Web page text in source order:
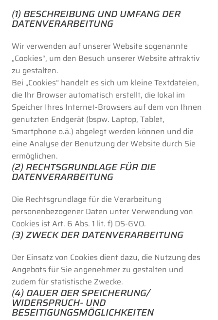
(1) BESCHREIBUNG UND UMFANG DER
DATENVERARBEITUNG
Wir verwenden auf unserer Website sogenannte
„Cookies“, um den Besuch unserer Website attraktiv
zu gestalten.
Bei „Cookies“ handelt es sich um kleine Textdateien,
die Ihr Browser automatisch erstellt, die lokal im
Speicher Ihres Internet-Browsers auf dem von Ihnen
genutzten Endgerät (bspw. Laptop, Tablet,
Smartphone o.ä.) abgelegt werden können und die
eine Analyse der Benutzung der Website durch Sie
ermöglichen.
(2) RECHTSGRUNDLAGE FÜR DIE
DATENVERARBEITUNG
Die Rechtsgrundlage für die Verarbeitung
personenbezogener Daten unter Verwendung von
Cookies ist Art. 6 Abs. 1 lit. f) DS-GVO.
(3) ZWECK DER DATENVERARBEITUNG
Der Einsatz von Cookies dient dazu, die Nutzung des
Angebots für Sie angenehmer zu gestalten und
zudem für statistische Zwecke.
(4) DAUER DER SPEICHERUNG/
WIDERSPRUCH- UND
BESEITIGUNGSMÖGLICHKEITEN